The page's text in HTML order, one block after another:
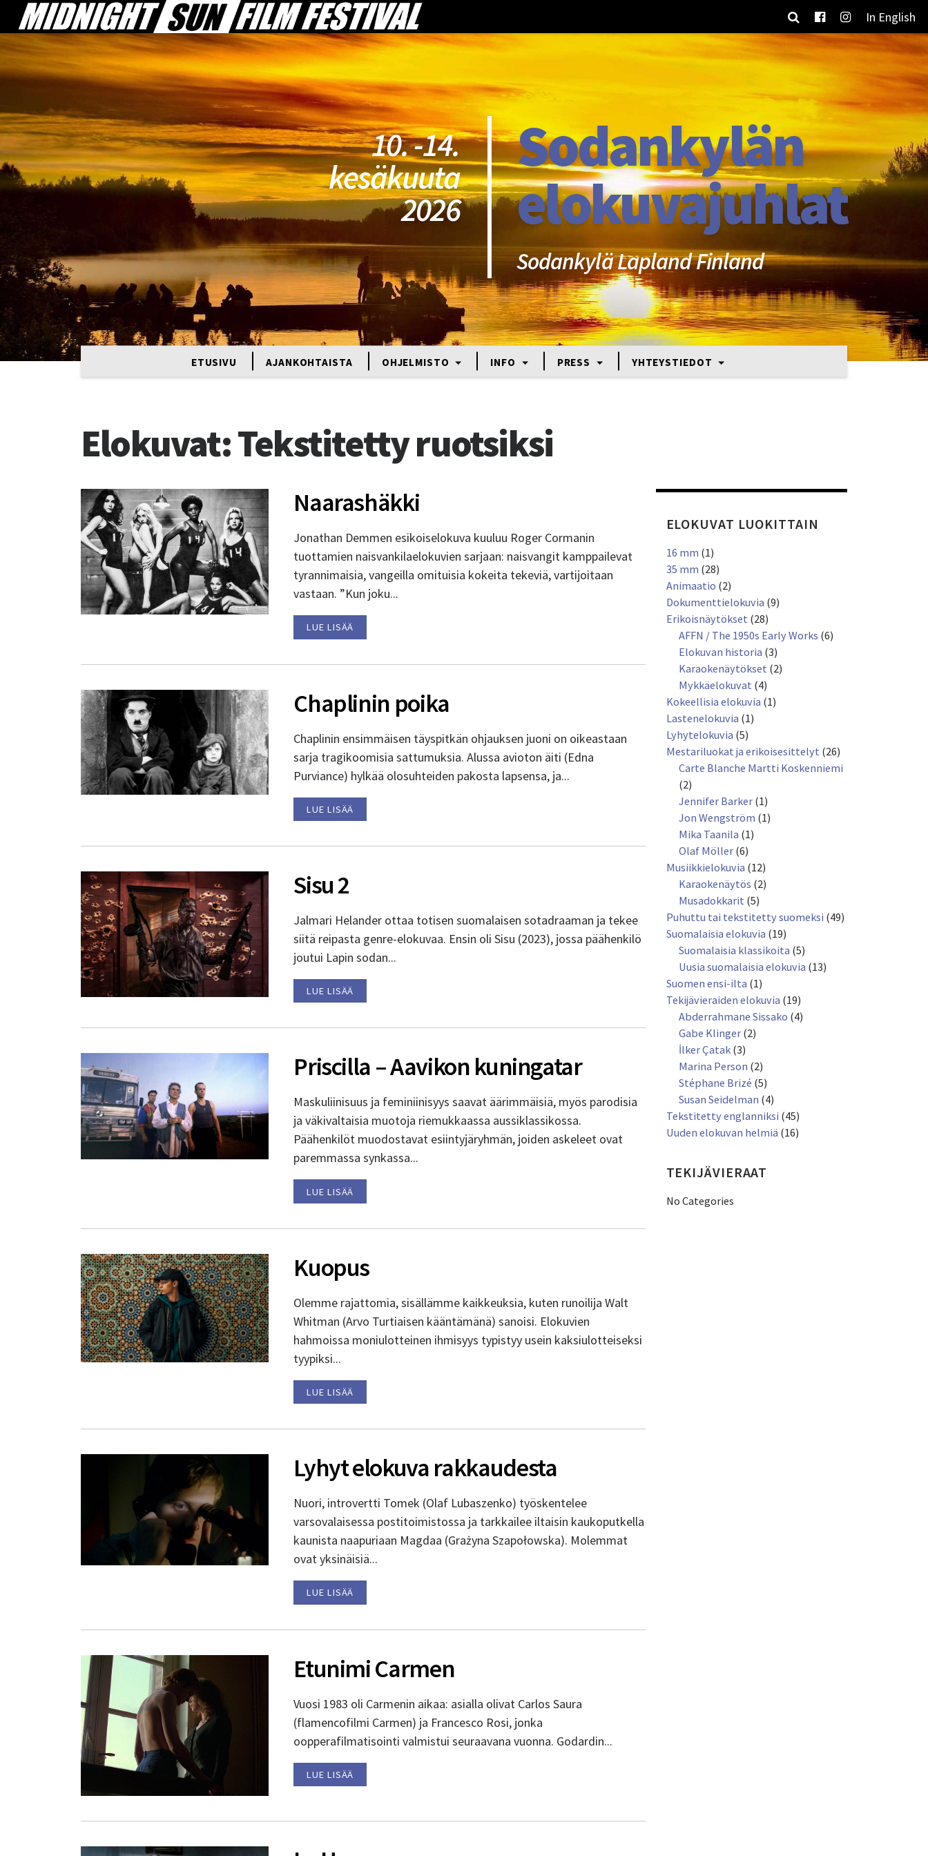
In English
10. -14.
kesäkuuta
2026
Sodankylän
elokuvajuhlat
Sodankylä Lapland Finland
ETUSIVU AJANKOHTAISTA OHJELMISTO INFO PRESS YHTEYSTIEDOT
Elokuvat:Tekstitetty ruotsiksi
Naarashäkki
Jonathan Demmen esikoiselokuva kuuluu Roger Cormanin
tuottamien naisvankilaelokuvien sarjaan: naisvangit kamppailevat
tyrannimaisia, vangeilla omituisia kokeita tekeviä, vartijoitaan
vastaan. ”Kun joku...
LUE LISÄÄ
Chaplinin poika
Chaplinin ensimmäisen täyspitkän ohjauksen juoni on oikeastaan
sarja tragikoomisia sattumuksia. Alussa avioton äiti (Edna
Purviance) hylkää olosuhteiden pakosta lapsensa, ja...
LUE LISÄÄ
Sisu 2
Jalmari Helander ottaa totisen suomalaisen sotadraaman ja tekee
siitä reipasta genre-elokuvaa. Ensin oli Sisu (2023), jossa päähenkilö
joutui Lapin sodan...
LUE LISÄÄ
Priscilla – Aavikon kuningatar
Maskuliinisuus ja feminiinisyys saavat äärimmäisiä, myös parodisia
ja väkivaltaisia muotoja riemukkaassa aussiklassikossa.
Päähenkilöt muodostavat esiintyjäryhmän, joiden askeleet ovat
paremmassa synkassa...
LUE LISÄÄ
Kuopus
Olemme rajattomia, sisällämme kaikkeuksia, kuten runoilija Walt
Whitman (Arvo Turtiaisen kääntämänä) sanoisi. Elokuvien
hahmoissa moniulotteinen ihmisyys typistyy usein kaksiulotteiseksi
tyypiksi...
LUE LISÄÄ
Lyhyt elokuva rakkaudesta
Nuori, introvertti Tomek (Olaf Lubaszenko) työskentelee
varsovalaisessa postitoimistossa ja tarkkailee iltaisin kaukoputkella
kaunista naapuriaan Magdaa (Grażyna Szapołowska). Molemmat
ovat yksinäisiä...
LUE LISÄÄ
Etunimi Carmen
Vuosi 1983 oli Carmenin aikaa: asialla olivat Carlos Saura
(flamencofilmi Carmen) ja Francesco Rosi, jonka
oopperafilmatisointi valmistui seuraavana vuonna. Godardin...
LUE LISÄÄ
ELOKUVAT LUOKITTAIN
16 mm (1)
35 mm (28)
Animaatio (2)
Dokumenttielokuvia (9)
Erikoisnäytökset (28)
AFFN / The 1950s Early Works (6)
Elokuvan historia (3)
Karaokenäytökset (2)
Mykkäelokuvat (4)
Kokeellisia elokuvia (1)
Lastenelokuvia (1)
Lyhytelokuvia (5)
Mestariluokat ja erikoisesittelyt (26)
Carte Blanche Martti Koskenniemi
(2)
Jennifer Barker(1)
Jon Wengström (1)
Mika Taanila (1)
Olaf Möller(6)
Musiikkielokuvia (12)
Karaokenäytös (2)
Musadokkarit (5)
Puhuttu tai tekstitetty suomeksi (49)
Suomalaisia elokuvia (19)
Suomalaisia klassikoita (5)
Uusia suomalaisia elokuvia (13)
Suomen ensi-ilta (1)
Tekijävieraiden elokuvia (19)
Abderrahmane Sissako (4)
Gabe Klinger(2)
İlker Çatak(3)
Marina Person (2)
Stéphane Brizé (5)
Susan Seidelman (4)
Tekstitetty englanniksi (45)
Uuden elokuvan helmiä (16)
TEKIJÄVIERAAT
No Categories